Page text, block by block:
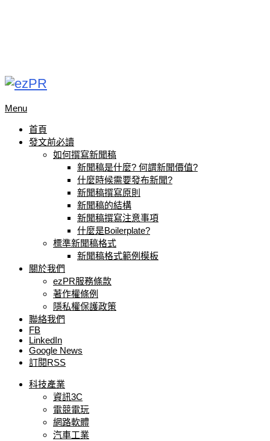
Menu
首頁
發文前必讀
如何撰寫新聞稿
新聞稿是什麼? 何謂新聞價值?
什麼時候需要發布新聞?
新聞稿撰寫原則
新聞稿的結構
新聞稿撰寫注意事項
什麼是Boilerplate?
標準新聞稿格式
新聞稿格式範例模板
關於我們
ezPR服務條款
著作權條例
隱私權保護政策
聯絡我們
FB
LinkedIn
Google News
訂閱RSS
科技產業
資訊3C
電競電玩
網路軟體
汽車工業